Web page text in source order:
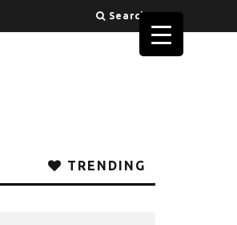
Search
TRENDING